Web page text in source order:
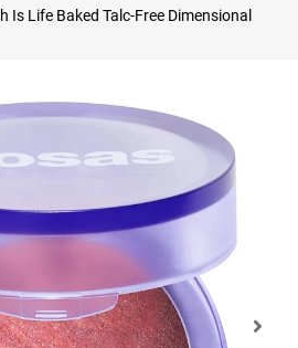
Is Life Baked Talc-Free Dimensional